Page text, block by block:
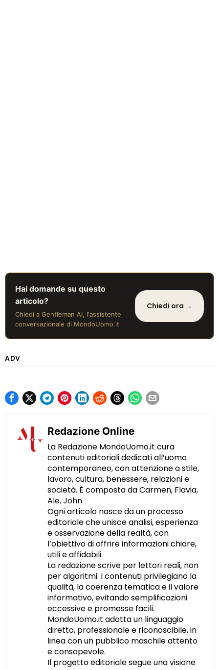
Hai domande su questo
articolo?
Chiedi a Gentleman AI, l'assistente
conversazionale di MondoUomo.it
Chiedi ora →
ADV
Redazione Online
La Redazione MondoUomo.it cura
contenuti editoriali dedicati all’uomo
contemporaneo, con attenzione a stile,
lavoro, cultura, benessere, relazioni e
società. È composta da Carmen, Flavia,
Ale, John
Ogni articolo nasce da un processo
editoriale che unisce analisi, esperienza
e osservazione della realtà, con
l’obiettivo di offrire informazioni chiare,
utili e affidabili.
La redazione scrive per lettori reali, non
per algoritmi. I contenuti privilegiano la
qualità, la coerenza tematica e il valore
informativo, evitando semplificazioni
eccessive e promesse facili.
MondoUomo.it adotta un linguaggio
diretto, professionale e riconoscibile, in
linea con un pubblico maschile attento
e consapevole.
Il progetto editoriale segue una visione